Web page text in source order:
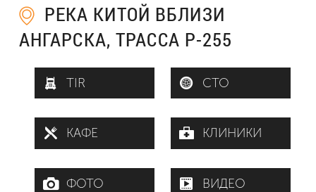
РЕКА КИТОЙ ВБЛИЗИ
АНГАРСКА, ТРАССА Р-255
TIR СТО
КАФЕ КЛИНИКИ
ФОТО ВИДЕО